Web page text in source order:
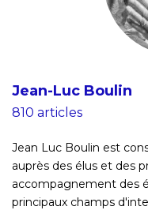
Jean-Luc Boulin
810 articles
Jean Luc Boulin est
auprès des élus et des
accompagnement des
principaux champs